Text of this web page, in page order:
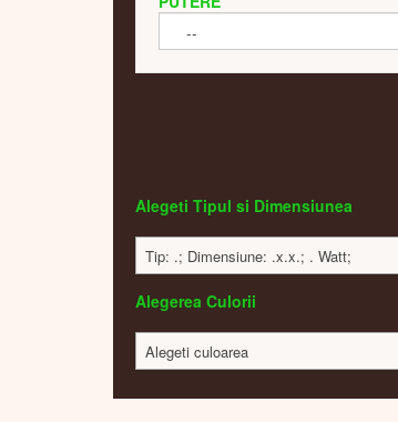
Alegeti Tipul si Dimensiunea
Tip: .; Dimensiune: .x.x.; . Watt;
Alegerea Culorii
Alegeti culoarea